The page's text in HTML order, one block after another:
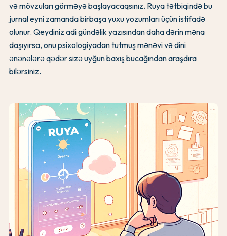
və mövzuları görməyə başlayacaqsınız. Ruya tətbiqində bu
jurnal eyni zamanda birbaşa yuxu yozumları üçün istifadə
olunur. Qeydiniz adi gündəlik yazısından daha dərin məna
daşıyırsa, onu psixologiyadan tutmuş mənəvi və dini
ənənələrə qədər sizə uyğun baxış bucağından araşdıra
bilərsiniz.